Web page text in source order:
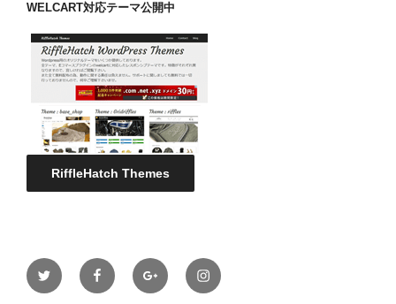
WELCART対応テーマ公開中
RiffleHatch Themes
twitter facebookgoogle instagram